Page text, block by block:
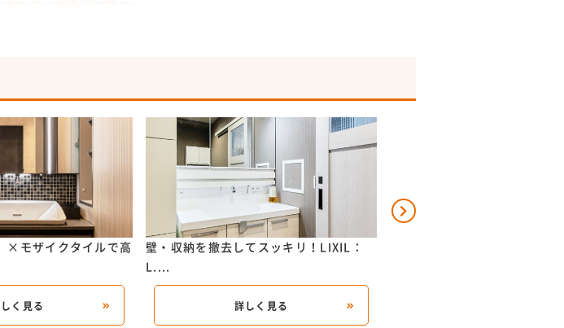
×モザイクタイルで高
く見る
壁・収納を撤去してスッキリ！LIXIL：
L....
詳しく見る